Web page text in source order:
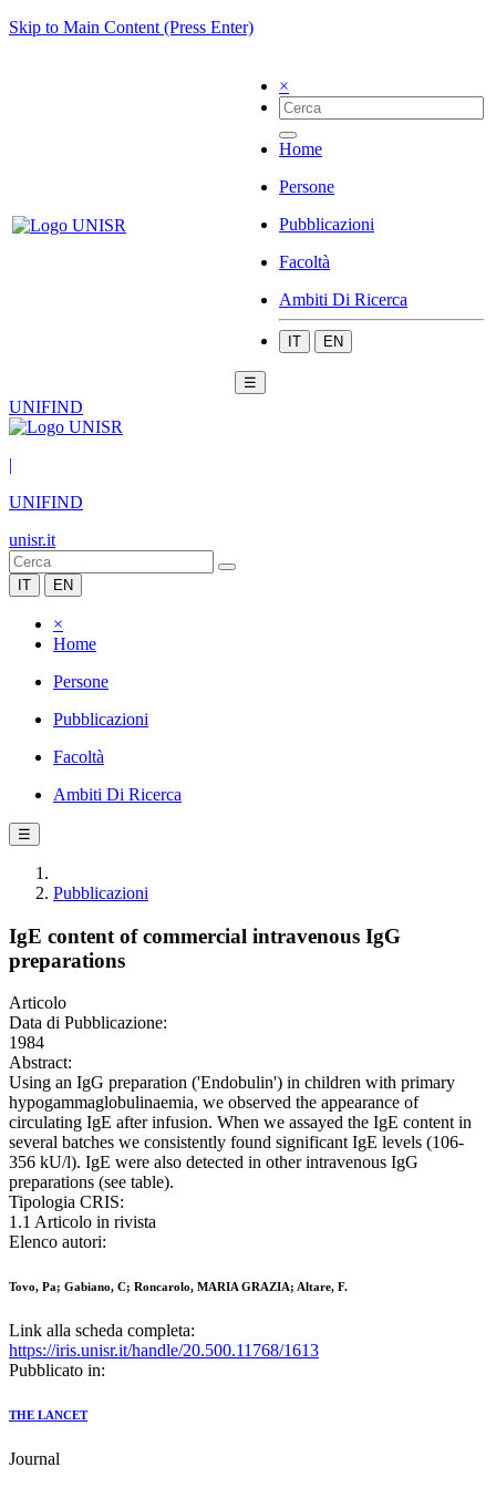
Skip to Main Content (Press Enter)
×
Home
Persone
Pubblicazioni
Facoltà
Ambiti Di Ricerca
IT EN
☰
UNIFIND
|
UNIFIND
unisr.it
IT EN
×
Home
Persone
Pubblicazioni
Facoltà
Ambiti Di Ricerca
☰
Pubblicazioni
IgE content of commercial intravenous IgG
preparations
Articolo
Data di Pubblicazione:
1984
Abstract:
Using an IgG preparation ('Endobulin') in children with primary
hypogammaglobulinaemia, we observed the appearance of
circulating IgE after infusion. When we assayed the IgE content in
several batches we consistently found significant IgE levels (106-
356 kU/l). IgE were also detected in other intravenous IgG
preparations (see table).
Tipologia CRIS:
1.1 Articolo in rivista
Elenco autori:
Tovo, Pa; Gabiano, C; Roncarolo, MARIA GRAZIA; Altare, F.
Link alla scheda completa:
https://iris.unisr.it/handle/20.500.11768/1613
Pubblicato in:
THE LANCET
Journal